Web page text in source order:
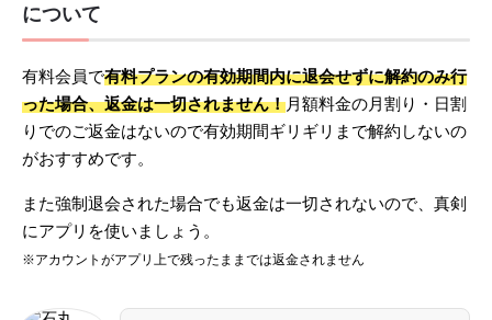
について
有料会員で有料プランの有効期間内に退会せずに解約のみ行
った場合、返金は一切されません！月額料金の月割り・日割
りでのご返金はないので有効期間ギリギリまで解約しないの
がおすすめです。
また強制退会された場合でも返金は一切されないので、真剣
にアプリを使いましょう。
※アカウントがアプリ上で残ったままでは返金されません